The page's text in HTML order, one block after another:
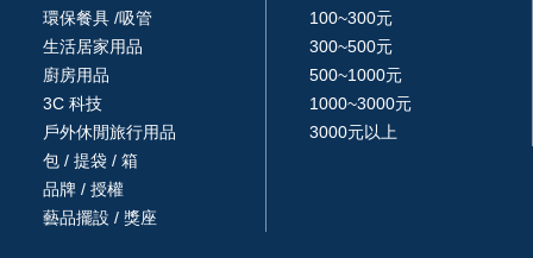
環保餐具 /吸管
生活居家用品
廚房用品
3C 科技
戶外休閒旅行用品
包 / 提袋 / 箱
品牌 / 授權
藝品擺設 / 獎座
100~300元
300~500元
500~1000元
1000~3000元
3000元以上